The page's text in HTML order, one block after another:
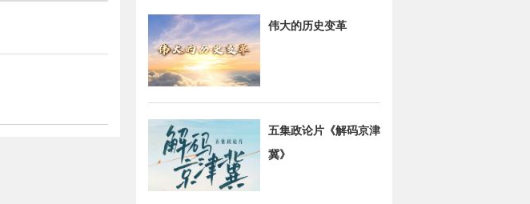
伟大的历史变革
五集政论片《解码京津
冀》